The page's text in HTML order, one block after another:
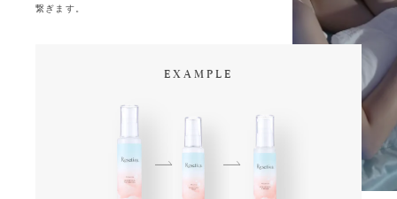
繋ぎます。
EXAMPLE